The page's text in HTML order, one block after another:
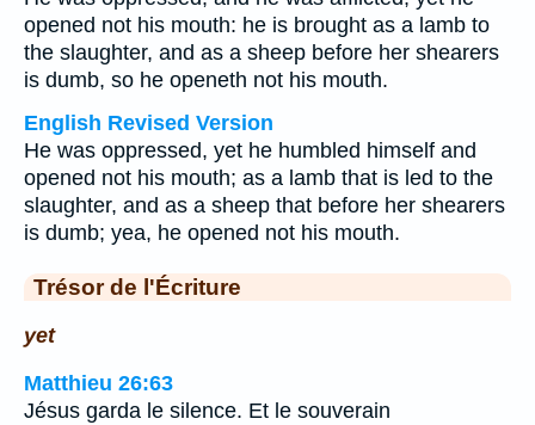
opened not his mouth: he is brought as a lamb to
the slaughter, and as a sheep before her shearers
is dumb, so he openeth not his mouth.
English Revised Version
He was oppressed, yet he humbled himself and
opened not his mouth; as a lamb that is led to the
slaughter, and as a sheep that before her shearers
is dumb; yea, he opened not his mouth.
Trésor de l'Écriture
yet
Matthieu 26:63
Jésus garda le silence. Et le souverain